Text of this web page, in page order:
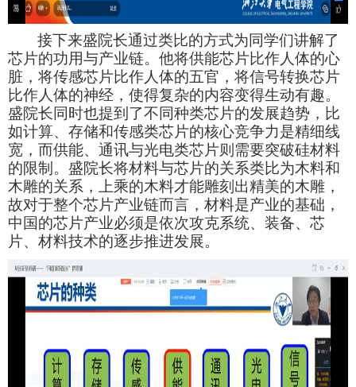
接下来盛院长通过类比的方式为同学们讲解了
芯片的功用与产业链。他将供能芯片比作人体的心
脏，将传感芯片比作人体的五官，将信号转换芯片
比作人体的神经，使得复杂的内容变得生动有趣。
盛院长同时也提到了不同种类芯片的发展趋势，比
如计算、存储和传感类芯片的核心竞争力是精细线
宽，而供能、通讯与光电类芯片则需要突破硅材料
的限制。盛院长将材料与芯片的关系类比为木料和
木雕的关系，上乘的木料才能雕刻出精美的木雕，
故对于整个芯片产业链而言，材料是产业的基础，
中国的芯片产业必须是依次攻克系统、装备、芯
片、材料技术的逐步推进发展。